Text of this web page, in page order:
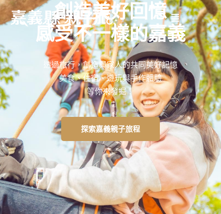
創造美好回憶
感受不一樣的嘉義
透過旅行，創造與家人的共同美好記憶
美食、住宿、遊玩與手作體驗
等你來發掘！
探索嘉義親子旅程